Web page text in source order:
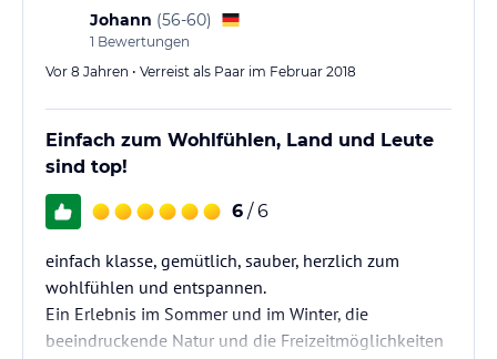
Johann (56-60)
1 Bewertungen
Vor 8 Jahren • Verreist als Paar im Februar 2018
Einfach zum Wohlfühlen, Land und Leute
sind top!
6 / 6
einfach klasse, gemütlich, sauber, herzlich zum
wohlfühlen und entspannen.
Ein Erlebnis im Sommer und im Winter, die
beeindruckende Natur und die Freizeitmöglichkeiten